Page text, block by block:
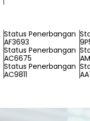
Status Penerbangan
AF3693
Status Penerbangan
AC6675
Status Penerbangan
AC9811